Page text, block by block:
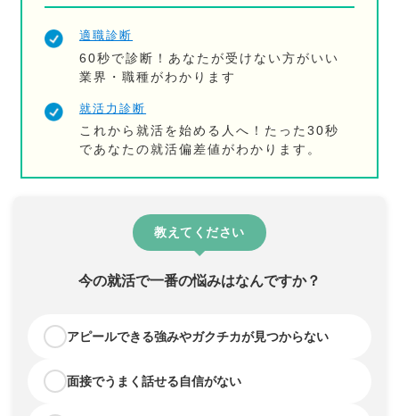
適職診断
60秒で診断！あなたが受けない方がいい
業界・職種がわかります
就活力診断
これから就活を始める人へ！たった30秒
であなたの就活偏差値がわかります。